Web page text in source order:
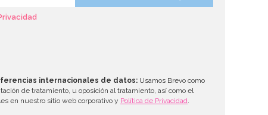
internacionales de datos: Usamos Brevo como
de tratamiento, u oposición al tratamiento, así como el
en nuestro sitio web corporativo y Política de Privacidad